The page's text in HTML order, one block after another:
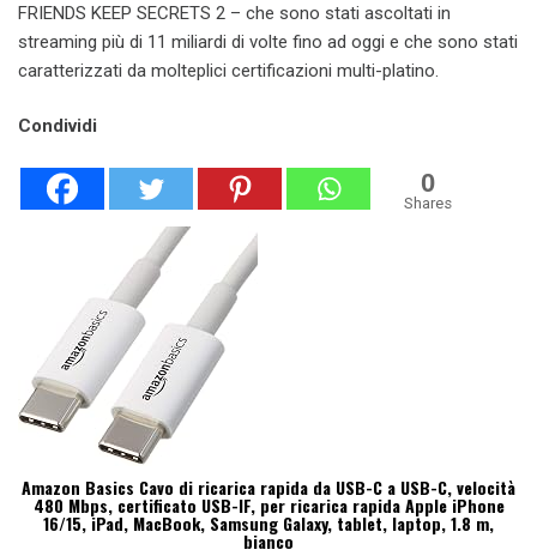
FRIENDS KEEP SECRETS 2 – che sono stati ascoltati in
streaming più di 11 miliardi di volte fino ad oggi e che sono stati
caratterizzati da molteplici certificazioni multi-platino.
Condividi
0
Shares
Amazon Basics Cavo di ricarica rapida da USB-C a USB-C, velocità
480 Mbps, certificato USB-IF, per ricarica rapida Apple iPhone
16/15, iPad, MacBook, Samsung Galaxy, tablet, laptop, 1.8 m,
bianco